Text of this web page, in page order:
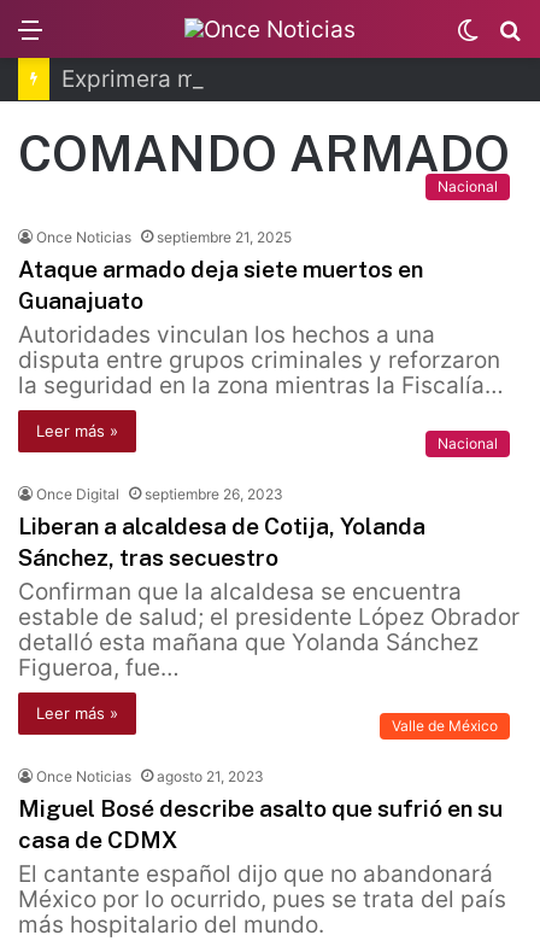
Switch
skin
COMANDO ARMADO
Nacional
Once Noticias septiembre 21, 2025
Ataque armado deja siete muertos en
Guanajuato
Autoridades vinculan los hechos a una
disputa entre grupos criminales y reforzaron
la seguridad en la zona mientras la Fiscalía…
Leer más »
Nacional
Once Digital septiembre 26, 2023
Liberan a alcaldesa de Cotija, Yolanda
Sánchez, tras secuestro
Confirman que la alcaldesa se encuentra
estable de salud; el presidente López Obrador
detalló esta mañana que Yolanda Sánchez
Figueroa, fue…
Leer más »
Valle de México
Once Noticias agosto 21, 2023
Miguel Bosé describe asalto que sufrió en su
casa de CDMX
El cantante español dijo que no abandonará
México por lo ocurrido, pues se trata del país
más hospitalario del mundo.